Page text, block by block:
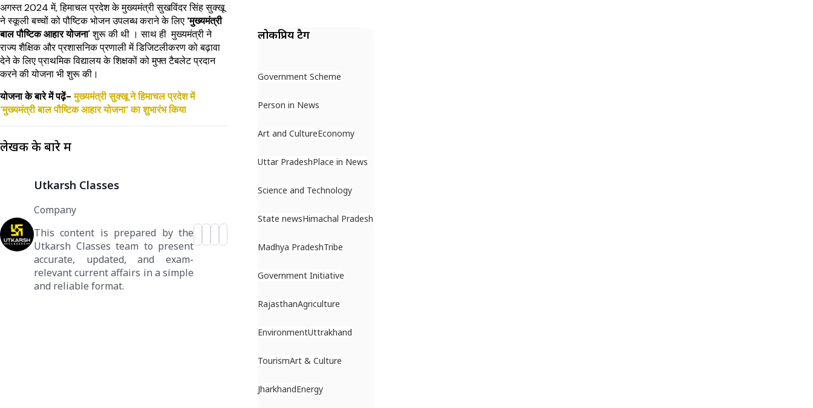
अगस्त 2024 में, हिमाचल प्रदेश के मुख्यमंत्री सुखविंदर सिंह सुक्खू
ने स्कूली बच्चों को पौष्टिक भोजन उपलब्ध कराने के लिए 'मुख्यमंत्री
बाल पौष्टिक आहार योजना' शुरू की थी । साथ ही मुख्यमंत्री ने
राज्य शैक्षिक और प्रशासनिक प्रणाली में डिजिटलीकरण को बढ़ावा
देने के लिए प्राथमिक विद्यालय के शिक्षकों को मुफ्त टैबलेट प्रदान
करने की योजना भी शुरू की।
योजना के बारे में पढ़ें-मुख्यमंत्री सुक्खू ने हिमाचल प्रदेश में
'मुख्यमंत्री बाल पौष्टिक आहार योजना' का शुभारंभ किया
लेखक के बारे में
Utkarsh Classes
Company
This content is prepared by the
Utkarsh Classes team to present
accurate, updated, and exam-
relevant current affairs in a simple
and reliable format.
लोकप्रिय टैग
Government Scheme
Person in News
Art and CultureEconomy
Uttar PradeshPlace in News
Science and Technology
State newsHimachal Pradesh
Madhya PradeshTribe
Government Initiative
RajasthanAgriculture
EnvironmentUttrakhand
TourismArt & Culture
JharkhandEnergy